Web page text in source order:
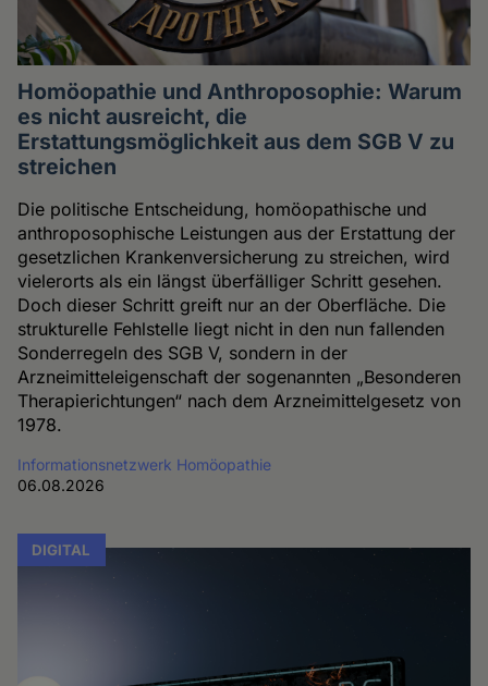
Homöopathie und Anthroposophie: Warum
es nicht ausreicht, die
Erstattungsmöglichkeit aus dem SGB V zu
streichen
Die politische Entscheidung, homöopathische und
anthroposophische Leistungen aus der Erstattung der
gesetzlichen Krankenversicherung zu streichen, wird
vielerorts als ein längst überfälliger Schritt gesehen.
Doch dieser Schritt greift nur an der Oberfläche. Die
strukturelle Fehlstelle liegt nicht in den nun fallenden
Sonderregeln des SGB V, sondern in der
Arzneimitteleigenschaft der sogenannten „Besonderen
Therapierichtungen“ nach dem Arzneimittelgesetz von
1978.
Informationsnetzwerk Homöopathie
06.08.2026
DIGITAL